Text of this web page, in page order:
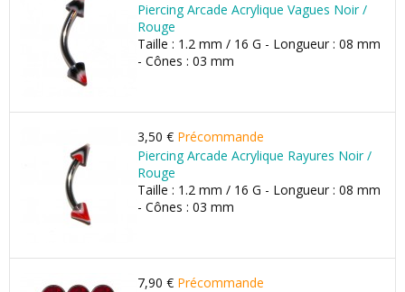
Piercing Arcade Acrylique Vagues Noir /
Rouge
Taille : 1.2 mm / 16 G - Longueur : 08 mm
- Cônes : 03 mm
3,50 € Précommande
Piercing Arcade Acrylique Rayures Noir /
Rouge
Taille : 1.2 mm / 16 G - Longueur : 08 mm
- Cônes : 03 mm
7,90 € Précommande